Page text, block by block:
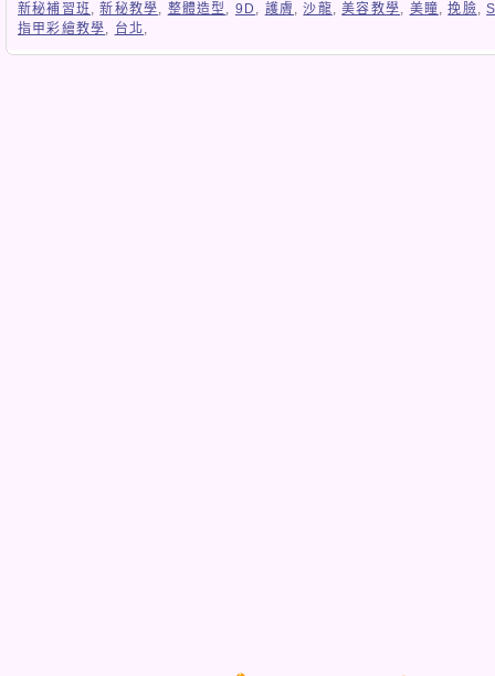
新秘補習班 ,新秘教學, 整體造型 , 9D , 護膚 ,沙龍,美容教學, 美瞳,挽臉,
指甲彩繪教學, 台北,